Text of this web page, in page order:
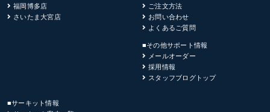
福岡博多店
さいたま大宮店
ご注文方法
お問い合わせ
よくあるご質問
■その他サポート情報
メールオーダー
採用情報
スタッフブログトップ
■サーキット情報